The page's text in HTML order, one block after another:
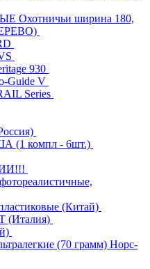
Охотничьи ширина 180,
930
Guide V
Series
(1 компл - 6шт.)
(Китай)
(Италия)
(70 грамм) Норс-